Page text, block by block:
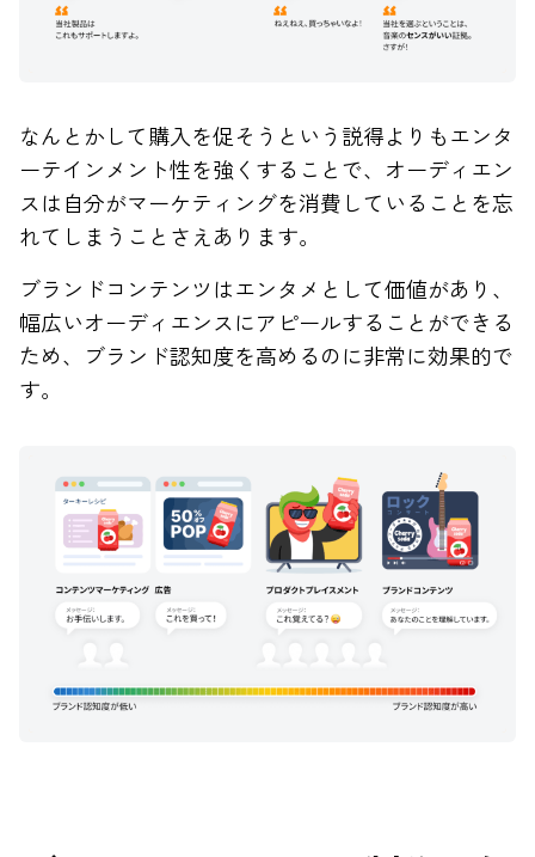
なんとかして購入を促そうという説得よりもエンタ
ーテインメント性を強くすることで、オーディエン
スは自分がマーケティングを消費していることを忘
れてしまうことさえあります。
ブランドコンテンツはエンタメとして価値があり、
幅広いオーディエンスにアピールすることができる
ため、ブランド認知度を高めるのに非常に効果的で
す。